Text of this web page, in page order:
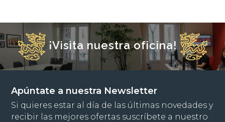
¡Visita nuestra oficina!
Apúntate a nuestra Newsletter
Si quieres estar al día de las últimas novedades y
recibir las mejores ofertas suscríbete a nuestro